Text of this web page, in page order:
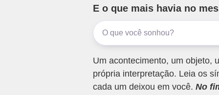
E o que mais havia no
Um acontecimento, um objeto,
própria interpretação. Leia os
cada um deixou em você. No